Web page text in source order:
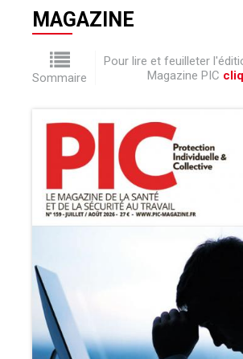
MAGAZINE
Sommaire
Pour lire et feuilleter
Magazine PIC